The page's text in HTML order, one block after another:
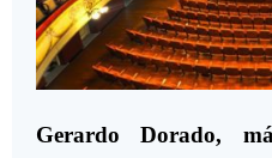
Gerardo Dorado,